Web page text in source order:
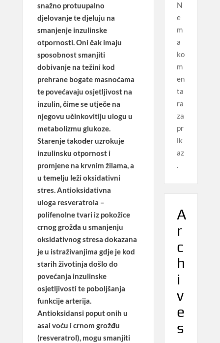
snažno protuupalno
djelovanje te djeluju na
smanjenje inzulinske
otpornosti. Oni čak imaju
sposobnost smanjiti
dobivanje na težini kod
prehrane bogate masnoćama
te povećavaju osjetljivost na
inzulin, čime se utječe na
njegovu učinkovitiju ulogu u
metabolizmu glukoze.
Starenje također uzrokuje
inzulinsku otpornost i
promjene na krvnim žilama, a
u temelju leži oksidativni
stres. Antioksidativna
uloga resveratrola –
polifenolne tvari iz pokožice
crnog grožđa u smanjenju
oksidativnog stresa dokazana
je u istraživanjima gdje je kod
starih životinja došlo do
povećanja inzulinske
osjetljivosti te poboljšanja
funkcije arterija.
Antioksidansi poput onih u
asai voću i crnom grožđu
(resveratrol), mogu smanjiti
N
e
m
a
ko
m
en
ta
ra
za
pr
ik
az
.
A
r
c
h
i
v
e
s